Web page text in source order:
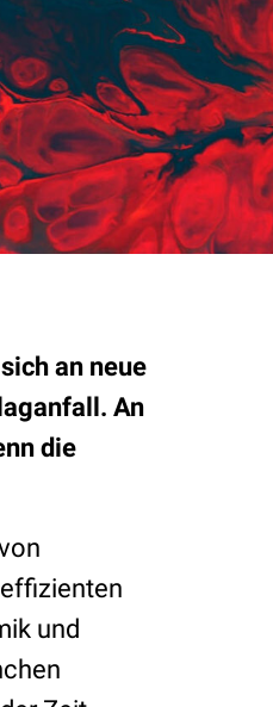
an neue
An
die
und